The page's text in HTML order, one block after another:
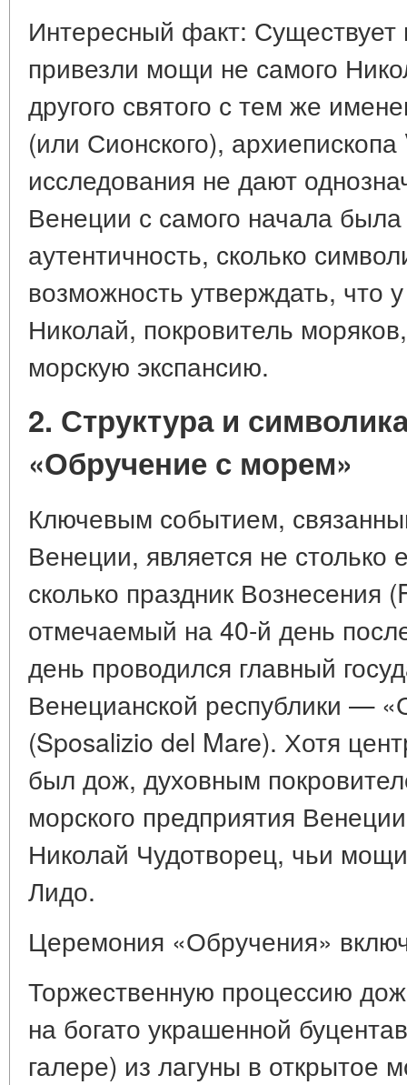
Интересный факт:
привезли мощи не самого
другого святого с тем же
(или Сионского),
исследования не дают
Венеции с самого начала
аутентичность, сколько
возможность утверждать, что
Николай, покровитель
морскую экспансию.
2. Структура и
«Обручение с морем»
Ключевым событием,
Венеции, является не столько
сколько праздник Вознесения
отмечаемый на 40-й день
день проводился главный
Венецианской республики —
(Sposalizio del Mare). Хотя
был дож, духовным
морского предприятия
Николай Чудотворец, чьи
Лидо.
Церемония «Обручения»
Торжественную процессию
на богато украшенной
галере) из лагуны в открытое